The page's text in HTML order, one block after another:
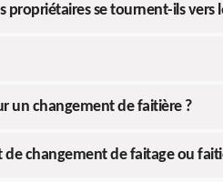
se tournent-ils vers
un changement de faitière ?
changement de faitage ou